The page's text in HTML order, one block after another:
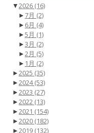
▼2026 (16)
► 7月 (2)
► 6月 (4)
►5月 (1)
►3月 (2)
►2月 (5)
► 1月 (2)
►2025 (35)
►2024(53)
►2023 (27)
►2022 (13)
►2021 (154)
►2020 (182)
►2019 (132)